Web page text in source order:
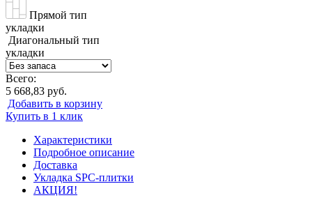
Прямой тип
укладки
Диагональный тип
укладки
Всего:
5 668,83 руб.
Добавить в корзину
Купить в 1 клик
Характеристики
Подробное описание
Доставка
Укладка SPC-плитки
АКЦИЯ!